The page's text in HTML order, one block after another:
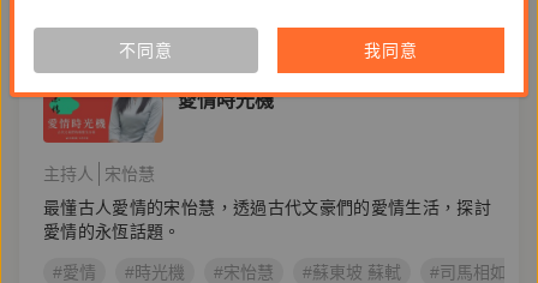
愛情時光機
主持人
宋怡慧
最懂古人愛情的宋怡慧，透過古代文豪們的愛情生活，探討
愛情的永恆話題。
#愛情 #時光機 #宋怡慧 #蘇東坡 蘇軾 #司馬相如 卓
不同意 我同意